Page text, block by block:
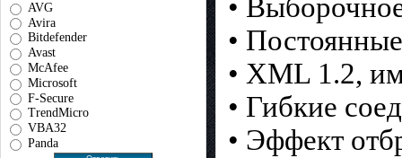
AVG
Avira
Bitdefender
Avast
McAfee
Microsoft
F-Secure
TrendMicro
VBA32
Panda
•
•
• XML 1.2,
• Гибкие
• Эффект